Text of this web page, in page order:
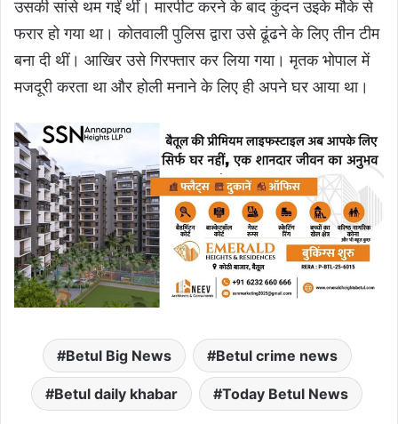
उसकी सांसे थम गईं थीं। मारपीट करने के बाद कुंदन उइके मौके से
फरार हो गया था। कोतवाली पुलिस द्वारा उसे ढूंढने के लिए तीन टीम
बना दी थीं। आखिर उसे गिरफ्तार कर लिया गया। मृतक भोपाल में
मजदूरी करता था और होली मनाने के लिए ही अपने घर आया था।
Betul Big News Betul crime news
Betul daily khabar Today Betul News